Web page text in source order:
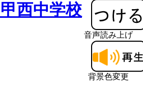
音声読み上げ
背景色変更
西中学校